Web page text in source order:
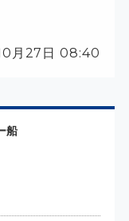
月27日 08:40
船